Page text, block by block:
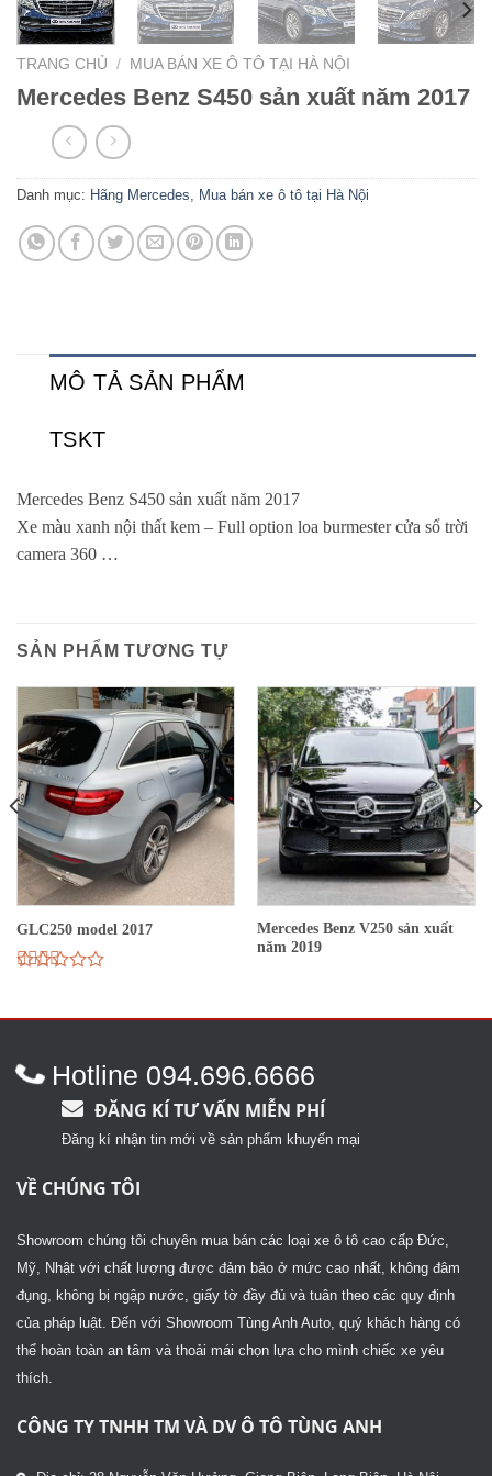
TRANG CHỦ / MUA BÁN XE Ô TÔ TẠI HÀ NỘI
Mercedes Benz S450 sản xuất năm 2017
Danh mục: Hãng Mercedes Mua bán xe ô tô tại Hà Nội
MÔ TẢ SẢN PHẨM
TSKT
Mercedes Benz S450 sản xuất năm 2017
Xe màu xanh nội thất kem – Full option loa burmester cửa sổ trời
camera 360 …
SẢN PHẨM TƯƠNG TỰ
GLC250 model 2017
hạng
Mercedes Benz V250 sản xuất
năm 2019
Hotline 094.696.6666
ĐĂNG KÍ TƯ VẤN MIỄN PHÍ
Đăng kí nhận tin mới về sản phẩm khuyến mại
VỀ CHÚNG TÔI
Showroom chúng tôi chuyên mua bán các loại xe ô tô cao cấp Đức,
Mỹ, Nhật với chất lượng được đảm bảo ở mức cao nhất, không đâm
đụng, không bị ngập nước, giấy tờ đầy đủ và tuân theo các quy định
của pháp luật. Đến với Showroom Tùng Anh Auto, quý khách hàng có
thể hoàn toàn an tâm và thoải mái chọn lựa cho mình chiếc xe yêu
thích.
CÔNG TY TNHH TM VÀ DV Ô TÔ TÙNG ANH